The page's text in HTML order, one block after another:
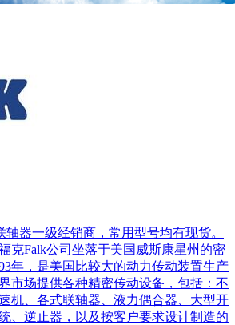
轴器一级经销商，常用型号均有现货。
克Falk公司坐落于美国威斯康星州的密
年，是美国比较大的动力传动装置生产
市场提供各种精密传动设备，包括：不
机、各式联轴器、液力偶合器、大型开
、逆止器，以及按客户要求设计制造的